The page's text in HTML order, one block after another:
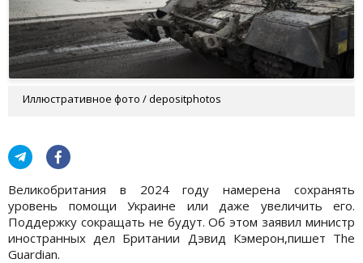
Иллюстративное фото / depositphotos
Великобритания в 2024 году намерена сохранять
уровень помощи Украине или даже увеличить его.
Поддержку сокращать не будут. Об этом заявил министр
иностранных дел Британии Дэвид Кэмерон,пишет The
Guardian.